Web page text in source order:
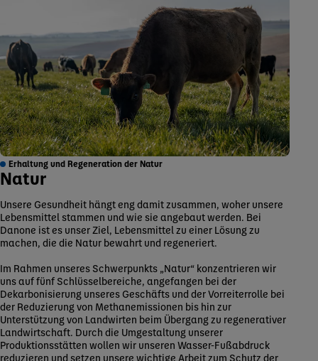
Erhaltung und Regeneration der Natur
Natur
Unsere Gesundheit hängt eng damit zusammen, woher unsere
Lebensmittel stammen und wie sie angebaut werden. Bei
Danone ist es unser Ziel, Lebensmittel zu einer Lösung zu
machen, die die Natur bewahrt und regeneriert.
Im Rahmen unseres Schwerpunkts „Natur“ konzentrieren wir
uns auf fünf Schlüsselbereiche, angefangen bei der
Dekarbonisierung unseres Geschäfts und der Vorreiterrolle bei
der Reduzierung von Methanemissionen bis hin zur
Unterstützung von Landwirten beim Übergang zu regenerativer
Landwirtschaft. Durch die Umgestaltung unserer
Produktionsstätten wollen wir unseren Wasser-Fußabdruck
reduzieren und setzen unsere wichtige Arbeit zum Schutz der